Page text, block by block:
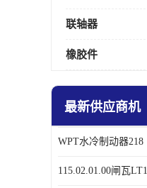
联轴器
橡胶件
最新供应商机
WPT水冷制动器218
115.02.01.00闸瓦